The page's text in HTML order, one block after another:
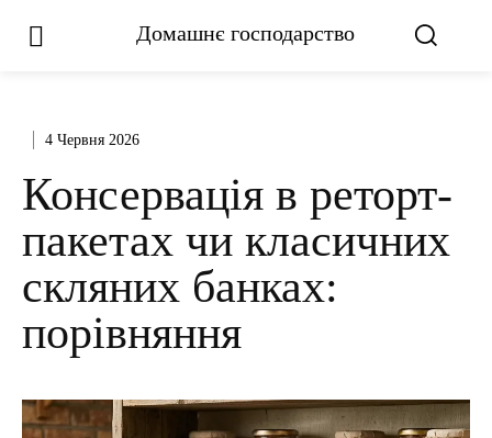
Домашнє господарство
4 Червня 2026
Консервація в реторт-
пакетах чи класичних
скляних банках:
порівняння